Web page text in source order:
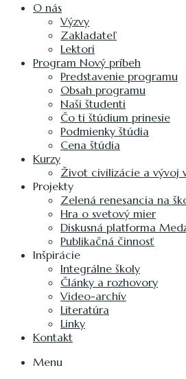
O nás
Výzvy
Zakladateľ
Lektori
Program Nový príbeh
Predstavenie programu
Obsah programu
Naši študenti
Čo ti štúdium prinesie
Podmienky štúdia
Cena štúdia
Kurzy
Život civilizácie a vývoj
Projekty
Zelená renesancia na
Hra o svetový mier
Diskusná platforma
Publikačná činnosť
Inšpirácie
Integrálne školy
Články a rozhovory
Video-archív
Literatúra
Linky
Kontakt
Menu